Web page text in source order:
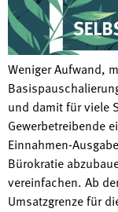
Weniger Aufwand,
und damit für viele
Gewerbetreibende
Einnahmen-
Bürokratie
vereinfachen. Ab
Umsatzgrenze für